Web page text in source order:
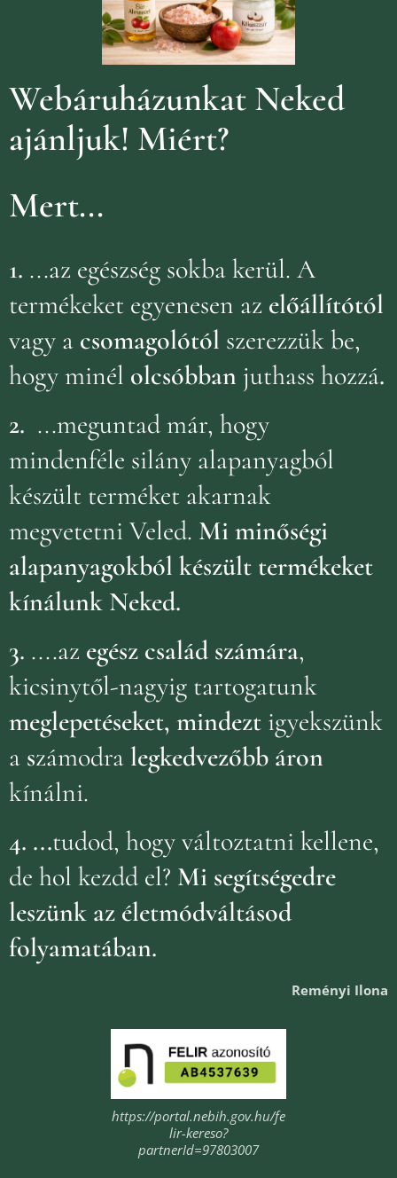
Webáruházunkat Neked
ajánljuk! Miért?
Mert...
1. ...az egészség sokba kerül. A
termékeket egyenesen az előállítótól
vagy a csomagolótól szerezzük be,
hogy minél olcsóbban juthass hozzá.
2. ...meguntad már, hogy
mindenféle silány alapanyagból
készült terméket akarnak
megvetetni Veled. Mi minőségi
alapanyagokból készült termékeket
kínálunk Neked.
3. ....az egész család számára,
kicsinytől-nagyig tartogatunk
meglepetéseket, mindezt igyekszünk
a számodralegkedvezőbb áron
kínálni.
4. ...tudod, hogy változtatni kellene,
de hol kezdd el? Mi segítségedre
leszünk az életmódváltásod
folyamatában.
Reményi Ilona
https://portal.nebih.gov.hu/fe
lir-kereso?
partnerId=97803007